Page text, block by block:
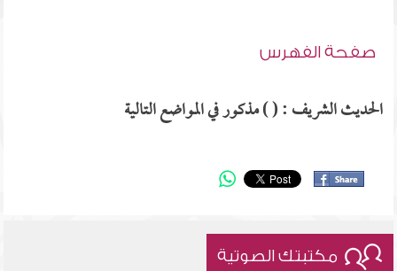
صفحة الفهرس
الحديث الشريف : ( ) مذكور في المواضع التالية
مكتبتك الصوتية